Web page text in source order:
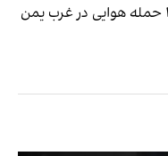
آمریکا و بریتانیا، در یک روز دست‌کم ۱۷ حمله هوایی در غرب یمن